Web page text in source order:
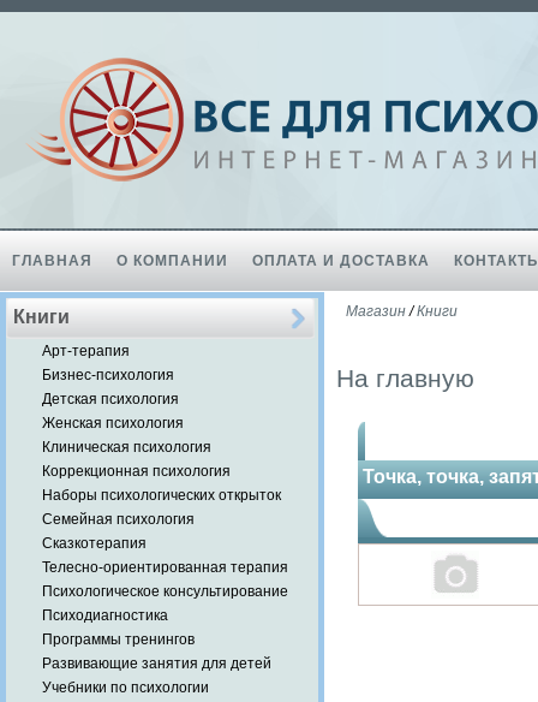
ГЛАВНАЯ О КОМПАНИИ ОПЛАТА И ДОСТАВКА
Книги
Арт-терапия
Бизнес-психология
Детская психология
Женская психология
Клиническая психология
Коррекционная психология
Наборы психологических открыток
Семейная психология
Сказкотерапия
Телесно-ориентированная терапия
Психологическое консультирование
Психодиагностика
Программы тренингов
Развивающие занятия для детей
Учебники по психологии
Магазин/Книги
На главную
Точка, точка,